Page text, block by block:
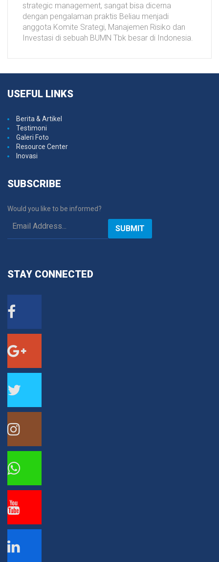
strategic management, sangat bisa dicerna
dengan pengalaman praktis Beliau menjadi
anggota Komite Srategi, Manajemen Risiko dan
Investasi di sebuah BUMN Tbk besar di Indonesia.
USEFUL LINKS
Berita & Artikel
Testimoni
Galeri Foto
Resource Center
Inovasi
SUBSCRIBE
Would you like to be informed?
SUBMIT
STAY CONNECTED